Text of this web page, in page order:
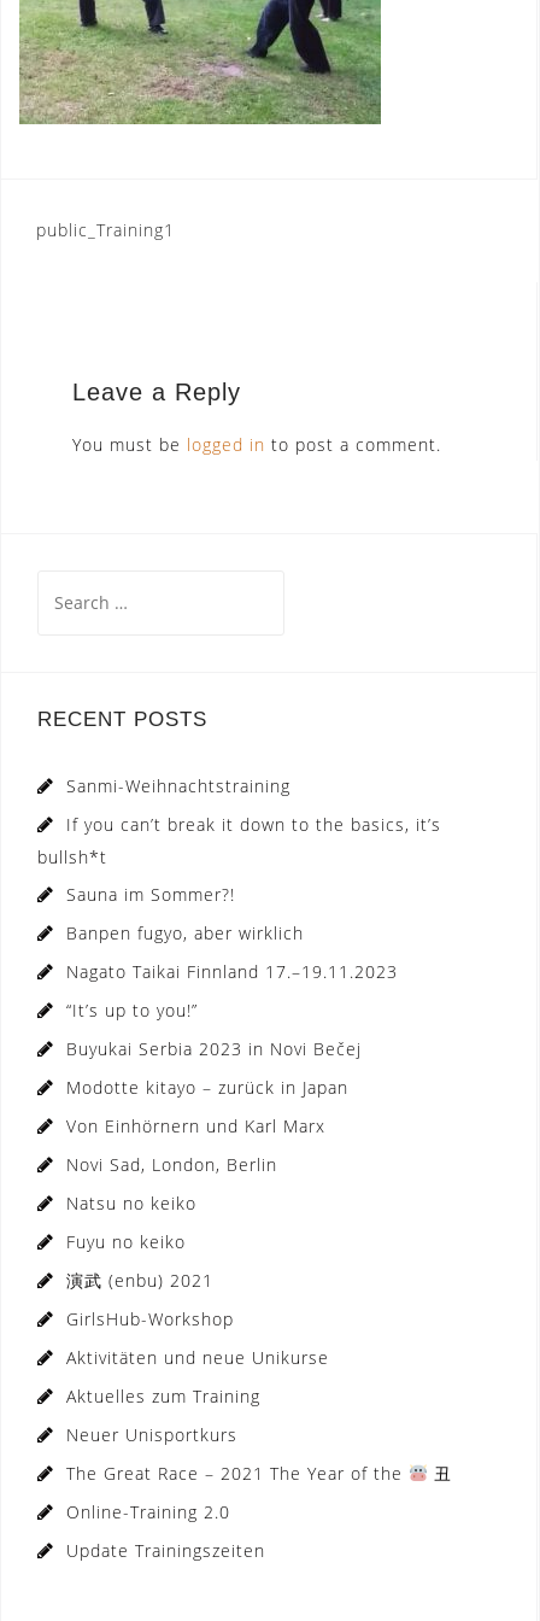
Post
public_Training1
Leave a Reply
You must be logged in to post a comment.
for:
RECENT POSTS
Sanmi-Weihnachtstraining
If you can’t break it down to the basics, it’s
bullsh*t
Sauna im Sommer?!
Banpen fugyo, aber wirklich
Nagato Taikai Finnland 17.–19.11.2023
“It’s up to you!”
Buyukai Serbia 2023 in Novi Bečej
Modotte kitayo – zurück in Japan
Von Einhörnern und Karl Marx
Novi Sad, London, Berlin
Natsu no keiko
Fuyu no keiko
演武 (enbu) 2021
GirlsHub-Workshop
Aktivitäten und neue Unikurse
Aktuelles zum Training
Neuer Unisportkurs
The Great Race – 2021 The Year of the
丑
Online-Training 2.0
Update Trainingszeiten